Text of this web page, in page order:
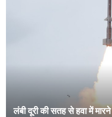
लंबी दूरी की सतह से हवा में